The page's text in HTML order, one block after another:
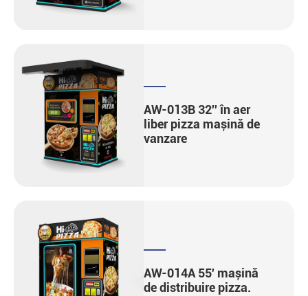
AW-013B 32'' în aer
liber pizza mașină de
vanzare
AW-014A 55' mașină
de distribuire pizza.